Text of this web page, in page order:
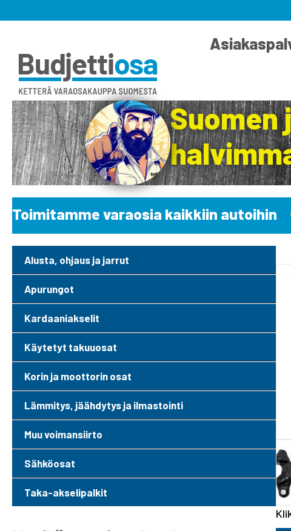
Suomen
Toimitamme varaosia kaikkiin autoihin
Alusta, ohjaus ja jarrut
Apurungot
Kardaaniakselit
Käytetyt takuuosat
Korin ja moottorin osat
Lämmitys, jäähdytys ja ilmastointi
Muu voimansiirto
Sähköosat
Taka-akselipalkit